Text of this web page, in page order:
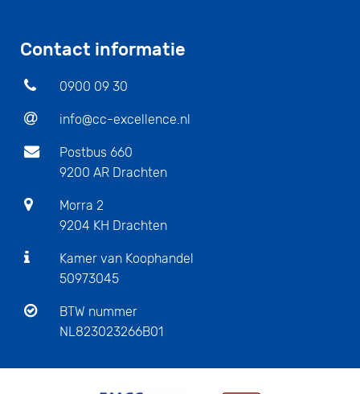
Contact informatie
0900 09 30
info@cc-excellence.nl
Postbus 660
9200 AR Drachten
Morra 2
9204 KH Drachten
Kamer van Koophandel
50973045
BTW nummer
NL823023266B01